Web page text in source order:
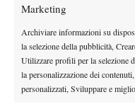
Marketing
Archiviare informazioni su
la selezione della pubblicità,
Utilizzare profili per la selezione
la personalizzazione dei
personalizzati, Sviluppare e
Tennis Club Crema b.
Samuel Vincent
Thomas Fabbiano (V) b.
Cecchinato (V) b.
Bresciani (C) b.
Bresciani/Sinicropi